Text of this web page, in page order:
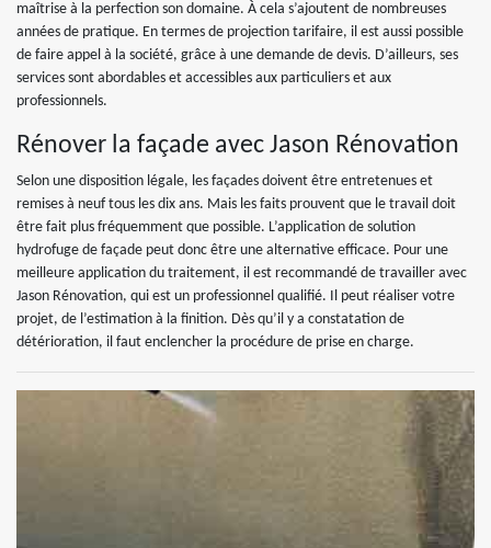
maîtrise à la perfection son domaine. À cela s’ajoutent de nombreuses
années de pratique. En termes de projection tarifaire, il est aussi possible
de faire appel à la société, grâce à une demande de devis. D’ailleurs, ses
services sont abordables et accessibles aux particuliers et aux
professionnels.
Rénover la façade avec Jason Rénovation
Selon une disposition légale, les façades doivent être entretenues et
remises à neuf tous les dix ans. Mais les faits prouvent que le travail doit
être fait plus fréquemment que possible. L’application de solution
hydrofuge de façade peut donc être une alternative efficace. Pour une
meilleure application du traitement, il est recommandé de travailler avec
Jason Rénovation, qui est un professionnel qualifié. Il peut réaliser votre
projet, de l’estimation à la finition. Dès qu’il y a constatation de
détérioration, il faut enclencher la procédure de prise en charge.